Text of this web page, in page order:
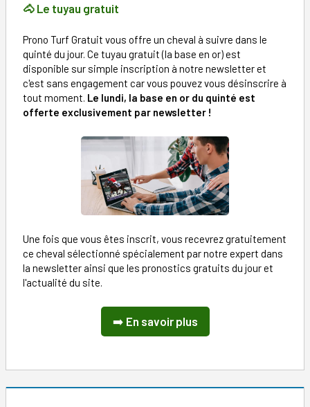
🐴 Le tuyau gratuit
Prono Turf Gratuit vous offre un cheval à suivre dans le
quinté du jour. Ce tuyau gratuit (la base en or) est
disponible sur simple inscription à notre newsletter et
c'est sans engagement car vous pouvez vous désinscrire à
tout moment. Le lundi, la base en or du quinté est
offerte exclusivement par newsletter !
Une fois que vous êtes inscrit, vous recevrez gratuitement
ce cheval sélectionné spécialement par notre expert dans
la newsletter ainsi que les pronostics gratuits du jour et
l'actualité du site.
➡️ En savoir plus